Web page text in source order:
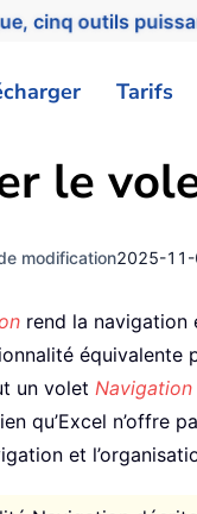
cinq outils
Tarifs
le
modification2025-
rend la navigation
équivalente
un volet Navigation
qu’Excel n’offre
et